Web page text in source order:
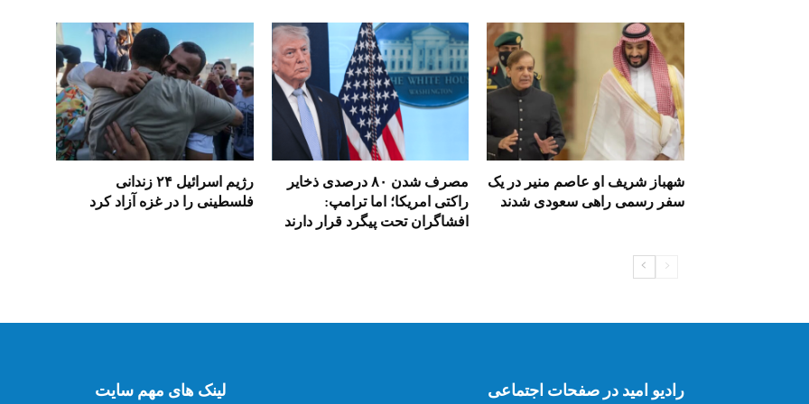
شهباز شریف او عاصم منیر در یک
سفر رسمی راهی سعودی شدند
مصرف شدن ۸۰ درصدی ذخایر
راکتی امریکا؛ اما ترامپ:
افشاگران تحت پیگرد قرار دارند
رژیم اسرائیل ۲۴ زندانی
فلسطینی را در غزه آزاد کرد
لینک های مهم سایت رادیو امید در صفحات اجتماعی